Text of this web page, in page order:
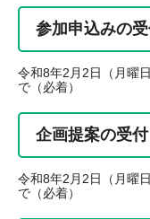
参加申込みの
令和8年2月2日（月曜
で（必着）
企画提案の受付
令和8年2月2日（月曜
で（必着）